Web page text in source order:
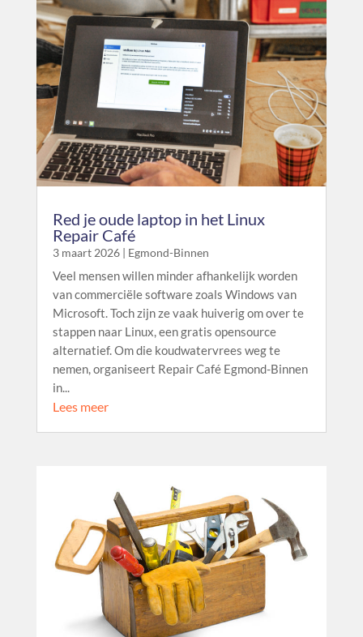
Red je oude laptop in het Linux
Repair Café
3 maart 2026| Egmond-Binnen
Veel mensen willen minder afhankelijk worden
van commerciële software zoals Windows van
Microsoft. Toch zijn ze vaak huiverig om over te
stappen naar Linux, een gratis opensource
alternatief. Om die koudwatervrees weg te
nemen, organiseert Repair Café Egmond-Binnen
in...
Lees meer